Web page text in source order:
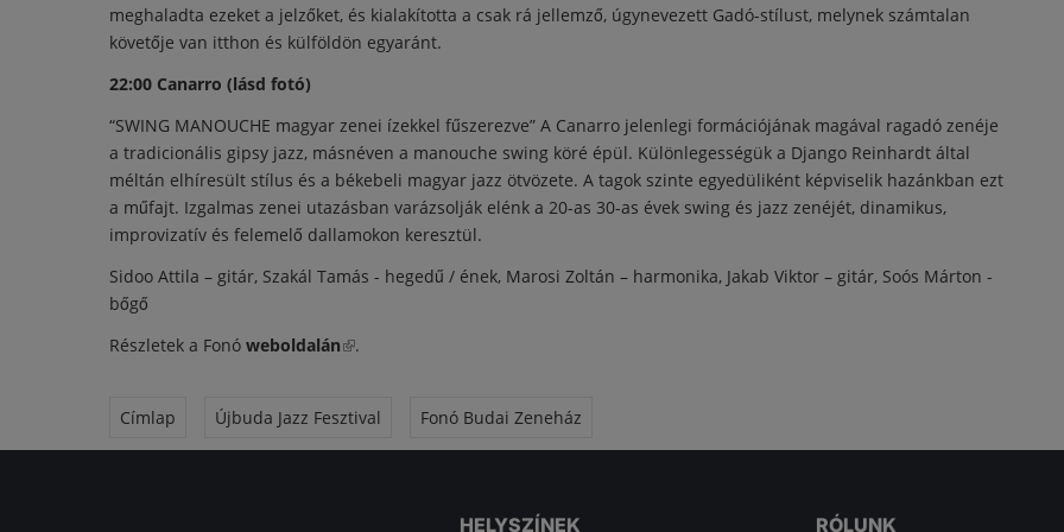
meghaladta ezeket a jelzőket, és kialakította a csak rá jellemző, úgynevezett Gadó-stílust, melynek számtalan
követője van itthon és külföldön egyaránt.
22:00 Canarro (lásd fotó)
“SWING MANOUCHE magyar zenei ízekkel fűszerezve” A Canarro jelenlegi formációjának magával ragadó zenéje
a tradicionális gipsy jazz, másnéven a manouche swing köré épül. Különlegességük a Django Reinhardt által
méltán elhíresült stílus és a békebeli magyar jazz ötvözete. A tagok szinte egyedüliként képviselik hazánkban ezt
a műfajt. Izgalmas zenei utazásban varázsolják elénk a 20-as 30-as évek swing és jazz zenéjét, dinamikus,
improvizatív és felemelő dallamokon keresztül.
Sidoo Attila – gitár, Szakál Tamás - hegedű / ének, Marosi Zoltán – harmonika, Jakab Viktor – gitár, Soós Márton -
bőgő
Részletek a Fonó weboldalán(külső hivatkozás)
.
Címlap Újbuda Jazz Fesztival Fonó Budai Zeneház
HELYSZÍNEK RÓLUNK